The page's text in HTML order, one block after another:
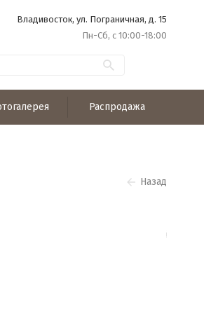
Владивосток, ул. Пограничная, д. 15
Пн-Сб, с 10:00-18:00
Распродажа
Назад